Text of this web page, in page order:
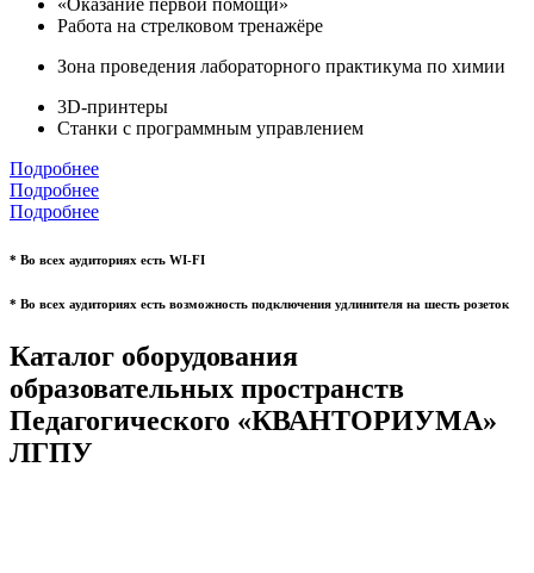
«Оказание первой помощи»
Работа на стрелковом тренажёре
Зона проведения лабораторного практикума по химии
3D-принтеры
Станки с программным управлением
Подробнее
Подробнее
Подробнее
* Во всех аудиториях есть WI-FI
* Во всех аудиториях есть возможность подключения удлинителя на шесть розеток
Каталог оборудования
образовательных пространств
Педагогического «КВАНТОРИУМА»
ЛГПУ